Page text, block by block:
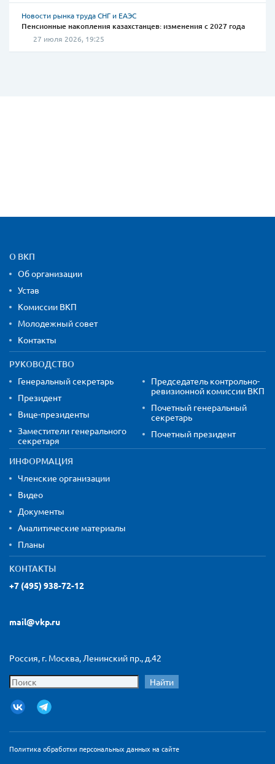
Новости рынка труда СНГ и ЕАЭС
Пенсионные накопления казахстанцев: изменения с 2027 года
27 июля 2026, 19:25
Карта сайта и контактная
О ВКП
Об организации
Устав
Комиссии ВКП
Молодежный совет
Контакты
РУКОВОДСТВО
Генеральный секретарь
Президент
Вице-президенты
Заместители генерального
секретаря
Председатель контрольно-
ревизионной комиссии ВКП
Почетный генеральный
секретарь
Почетный президент
ИНФОРМАЦИЯ
Членские организации
Видео
Документы
Аналитические материалы
Планы
КОНТАКТЫ
+7 (495) 938-72-12
mail@vkp.ru
Россия, г. Москва, Ленинский пр., д.42
Найти
Политика обработки персональных данных на сайте